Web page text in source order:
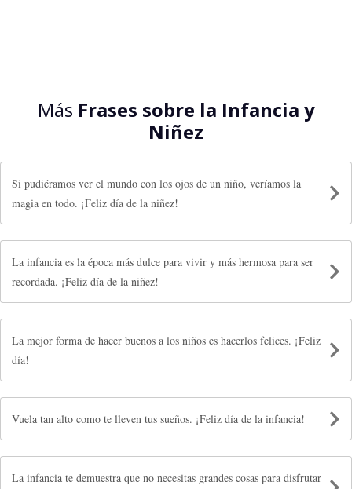
Más Frases sobre la Infancia y
Niñez
Si pudiéramos ver el mundo con los ojos de un niño, veríamos la
magia en todo. ¡Feliz día de la niñez!
La infancia es la época más dulce para vivir y más hermosa para ser
recordada. ¡Feliz día de la niñez!
La mejor forma de hacer buenos a los niños es hacerlos felices. ¡Feliz
día!
Vuela tan alto como te lleven tus sueños. ¡Feliz día de la infancia!
La infancia te demuestra que no necesitas grandes cosas para disfrutar